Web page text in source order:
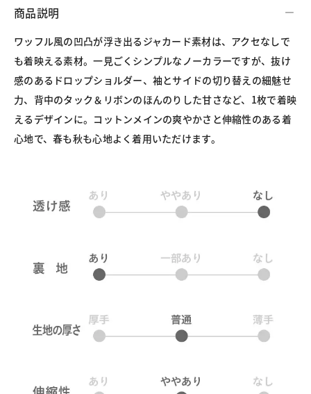
商品説明
ワッフル風の凹凸が浮き出るジャカード素材は、アクセなしで
も着映える素材。一見ごくシンプルなノーカラーですが、抜け
感のあるドロップショルダー、袖とサイドの切り替えの細魅せ
力、背中のタック＆リボンのほんのりした甘さなど、1枚で着映
えるデザインに。コットンメインの爽やかさと伸縮性のある着
心地で、春も秋も心地よく着用いただけます。